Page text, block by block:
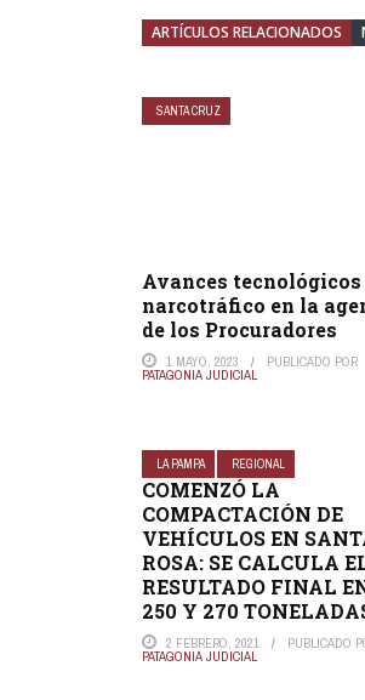
ARTÍCULOS RELACIONADOS
SANTA CRUZ
Avances
narcotráfico en la
de los Procuradores
1 MAYO, 2023 PUBLICADO POR
PATAGONIA JUDICIAL
LA PAMPA REGIONAL
COMENZÓ LA
COMPACTACIÓN DE
VEHÍCULOS EN
ROSA: SE CALCULA
RESULTADO FINAL
250 Y 270
2 FEBRERO, 2021 PUBLICADO
PATAGONIA JUDICIAL